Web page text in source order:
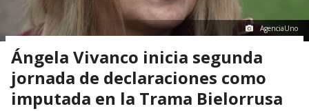
AgenciaUno
Ángela Vivanco inicia segunda
jornada de declaraciones como
imputada en la Trama Bielorrusa